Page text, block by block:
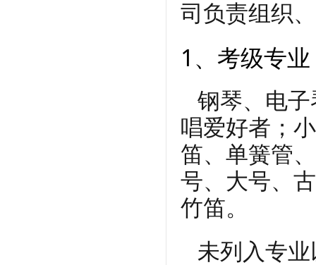
司负责组织
1、考级专业
钢琴、电子
唱爱好者；
笛、单簧管
号、大号、
竹笛。
未列入专